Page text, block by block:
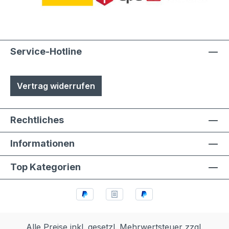
Service-Hotline
Vertrag widerrufen
Rechtliches
Informationen
Top Kategorien